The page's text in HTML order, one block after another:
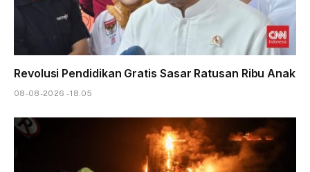
Revolusi Pendidikan Gratis Sasar Ratusan Ribu Anak
08-08-2026 - 18.05